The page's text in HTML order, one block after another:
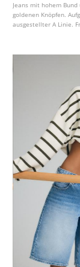
Jeans mit hohem
goldenen Knöpfen.
ausgestellter A Linie.